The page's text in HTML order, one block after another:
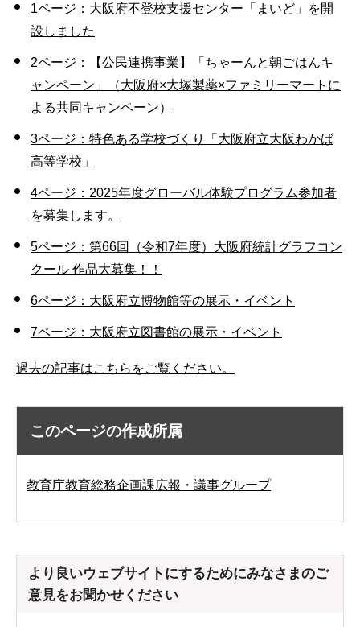
1ページ：大阪府不登校支援センター「まいど」を開
設しました
2ページ：【公民連携事業】「ちゃーんと朝ごはんキ
ャンペーン」（大阪府×大塚製薬×ファミリーマートに
よる共同キャンペーン）
3ページ：特色ある学校づくり「大阪府立大阪わかば
高等学校」
4ページ：2025年度グローバル体験プログラム参加者
を募集します。
5ページ：第66回（令和7年度）大阪府統計グラフコン
クール 作品大募集！！
6ページ：大阪府立博物館等の展示・イベント
7ページ：大阪府立図書館の展示・イベント
過去の記事はこちらをご覧ください。
このページの作成所属
教育庁教育総務企画課広報・議事グループ
より良いウェブサイトにするためにみなさまのご
意見をお聞かせください